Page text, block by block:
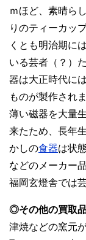
ｍほど、素晴ら
りのティーカップ
くとも明治期に
いる芸者（？）
器は大正時代に
ものが製作され
薄い磁器を大量
来たため、長年
かしの食器は状
などのメーカー
福岡玄燈舎では
◎その他の買取
津焼などの窯元